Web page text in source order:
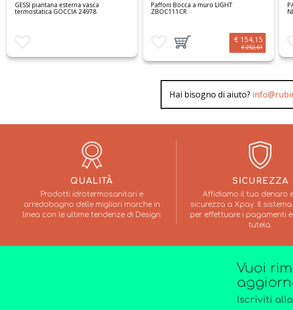
Paffoni Bocca a muro LIGHT
ZBOC111CR
Aggiungi ai preferiti
PAFFONI miscelatore lavello A
NETTUNO NT180
Aggiungi ai preferiti
Hai bisogno di aiuto?
QUALITÀ
Prodotti idrotermosanitari e
arredobagno delle migliori marche in
linea con le ultime tendenze di Design
SICUREZZA
Affidiamo il tuo denaro
sicurezza a Xpay. Il
per effettuare i pagamenti
tutela.
Vuoi
Iscriviti alla